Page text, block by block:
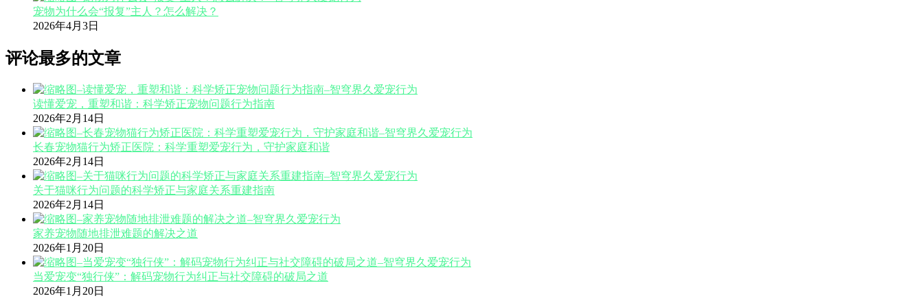
宠物为什么会“报复”主人？怎么解决？
2026年4月3日
评论最多的文章
读懂爱宠，重塑和谐：科学矫正宠物问题行为指南
2026年2月14日
长春宠物猫行为矫正医院：科学重塑爱宠行为，守护家庭和谐
2026年2月14日
关于猫咪行为问题的科学矫正与家庭关系重建指南
2026年2月14日
家养宠物随地排泄难题的解决之道
2026年1月20日
当爱宠变“独行侠”：解码宠物行为纠正与社交障碍的破局之道
2026年1月20日